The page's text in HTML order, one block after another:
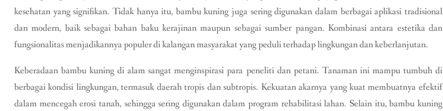
kesehatan yang signifikan. Tidak hanya itu, bambu kuning juga sering digunakan dalam berbagai aplikasi tradisional
dan modern, baik sebagai bahan baku kerajinan maupun sebagai sumber pangan. Kombinasi antara estetika dan
fungsionalitas menjadikannya populer di kalangan masyarakat yang peduli terhadap lingkungan dan keberlanjutan.
Keberadaan bambu kuning di alam sangat menginspirasi para peneliti dan petani. Tanaman ini mampu tumbuh di
berbagai kondisi lingkungan, termasuk daerah tropis dan subtropis. Kekuatan akarnya yang kuat membuatnya efektif
dalam mencegah erosi tanah, sehingga sering digunakan dalam program rehabilitasi lahan. Selain itu, bambu kuning